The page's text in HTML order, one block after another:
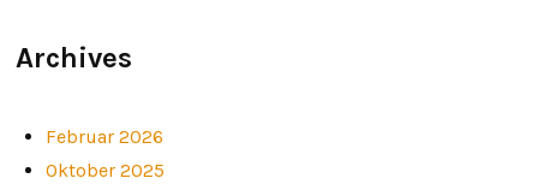
Archives
Februar 2026
Oktober 2025